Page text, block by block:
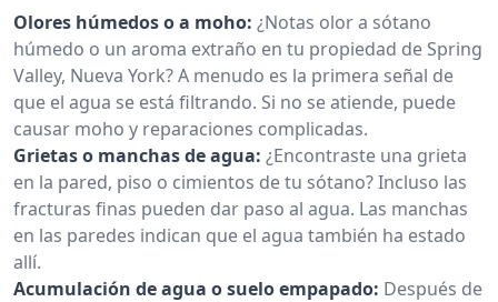
Olores húmedos o a moho: ¿Notas olor a sótano
húmedo o un aroma extraño en tu propiedad de Spring
Valley, Nueva York? A menudo es la primera señal de
que el agua se está filtrando. Si no se atiende, puede
causar moho y reparaciones complicadas.
Grietas o manchas de agua: ¿Encontraste una grieta
en la pared, piso o cimientos de tu sótano? Incluso las
fracturas finas pueden dar paso al agua. Las manchas
en las paredes indican que el agua también ha estado
allí.
Acumulación de agua o suelo empapado: Después de